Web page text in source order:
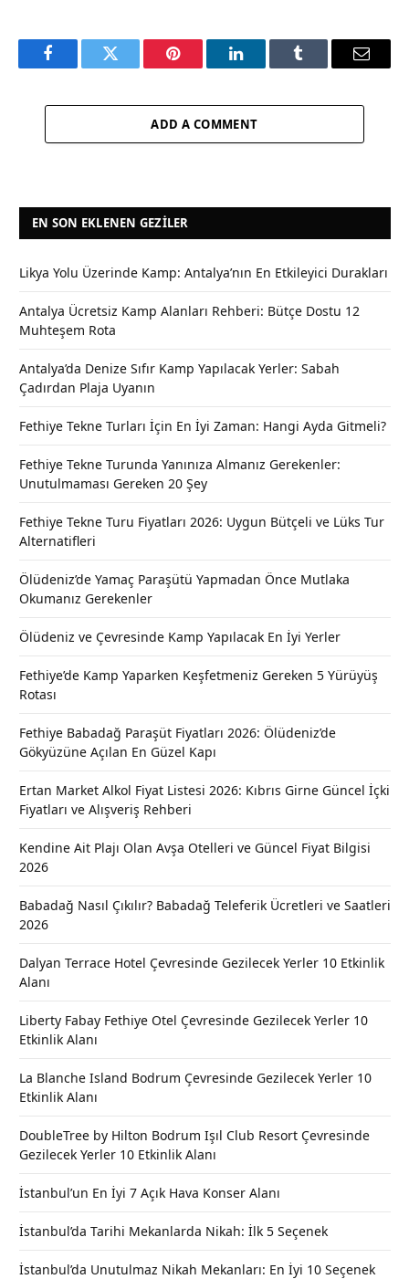
FacebookTwitter Pinterest LinkedInTumblr Email
ADD A COMMENT
EN SON EKLENEN GEZILER
Likya Yolu Üzerinde Kamp: Antalya’nın En Etkileyici Durakları
Antalya Ücretsiz Kamp Alanları Rehberi: Bütçe Dostu 12
Muhteşem Rota
Antalya’da Denize Sıfır Kamp Yapılacak Yerler: Sabah
Çadırdan Plaja Uyanın
Fethiye Tekne Turları İçin En İyi Zaman: Hangi Ayda Gitmeli?
Fethiye Tekne Turunda Yanınıza Almanız Gerekenler:
Unutulmaması Gereken 20 Şey
Fethiye Tekne Turu Fiyatları 2026: Uygun Bütçeli ve Lüks Tur
Alternatifleri
Ölüdeniz’de Yamaç Paraşütü Yapmadan Önce Mutlaka
Okumanız Gerekenler
Ölüdeniz ve Çevresinde Kamp Yapılacak En İyi Yerler
Fethiye’de Kamp Yaparken Keşfetmeniz Gereken 5 Yürüyüş
Rotası
Fethiye Babadağ Paraşüt Fiyatları 2026: Ölüdeniz’de
Gökyüzüne Açılan En Güzel Kapı
Ertan Market Alkol Fiyat Listesi 2026: Kıbrıs Girne Güncel İçki
Fiyatları ve Alışveriş Rehberi
Kendine Ait Plajı Olan Avşa Otelleri ve Güncel Fiyat Bilgisi
2026
Babadağ Nasıl Çıkılır? Babadağ Teleferik Ücretleri ve Saatleri
2026
Dalyan Terrace Hotel Çevresinde Gezilecek Yerler 10 Etkinlik
Alanı
Liberty Fabay Fethiye Otel Çevresinde Gezilecek Yerler 10
Etkinlik Alanı
La Blanche Island Bodrum Çevresinde Gezilecek Yerler 10
Etkinlik Alanı
DoubleTree by Hilton Bodrum Işıl Club Resort Çevresinde
Gezilecek Yerler 10 Etkinlik Alanı
İstanbul’un En İyi 7 Açık Hava Konser Alanı
İstanbul’da Tarihi Mekanlarda Nikah: İlk 5 Seçenek
İstanbul’da Unutulmaz Nikah Mekanları: En İyi 10 Seçenek